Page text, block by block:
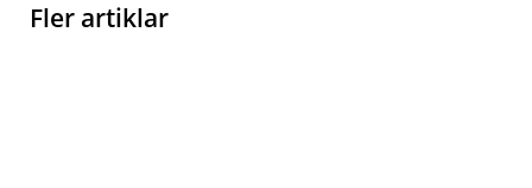
Fler artiklar